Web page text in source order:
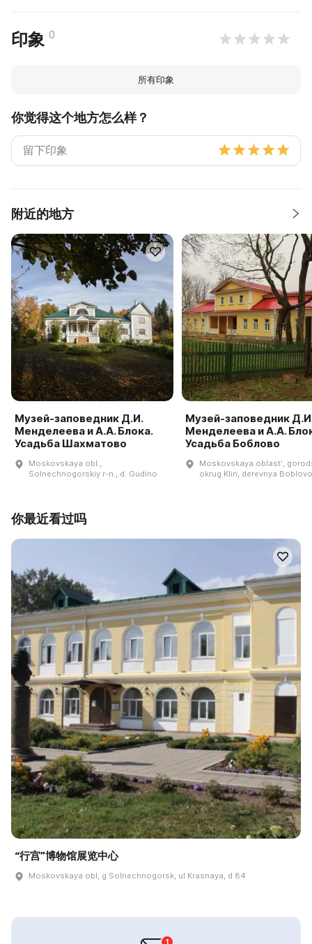
印象 0
所有印象
你觉得这个地方怎么样？
附近的地方
Музей-заповедник Д.И.
Менделеева и А.А. Блока.
Усадьба Шахматово
Moskovskaya obl.,
Solnechnogorskiy r-n., d. Gudino
Музей-заповедник
Менделеева и А.А.
Усадьба Боблово
Moskovskaya oblastʹ,
okrug Klin, derevnya
你最近看过吗
“行宫”博物馆展览中心
Moskovskaya obl, g Solnechnogorsk, ul Krasnaya, d 84